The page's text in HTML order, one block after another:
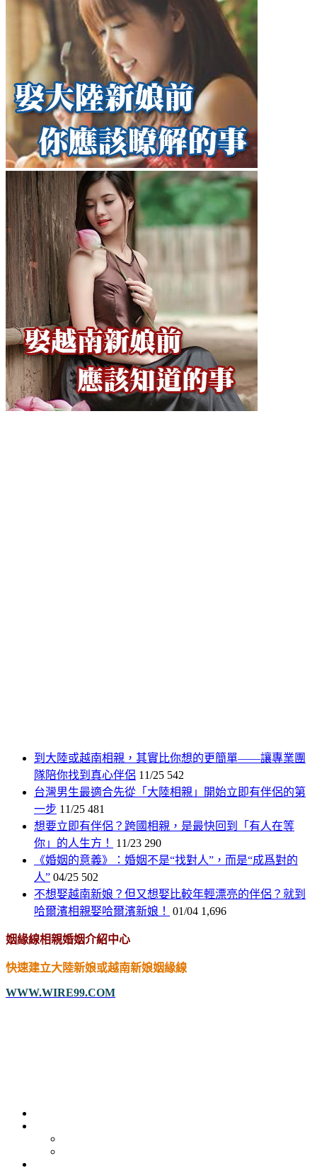
到大陸或越南相親，其實比你想的更簡單——讓專業團
隊陪你找到真心伴侶 11/25 542
台灣男生最適合先從「大陸相親」開始立即有伴侶的第
一步 11/25 481
想要立即有伴侶？跨國相親，是最快回到「有人在等
你」的人生方！
11/23 290
《婚姻的意義》：婚姻不是“找對人”，而是“成爲對的
人” 04/25 502
不想娶越南新娘？但又想娶比較年輕漂亮的伴侶？就到
哈爾濱相親娶哈爾濱新娘！
01/04 1,696
姻緣線相親婚姻介紹中心
快速建立大陸新娘或越南新娘姻緣線
WWW.WIRE99.COM